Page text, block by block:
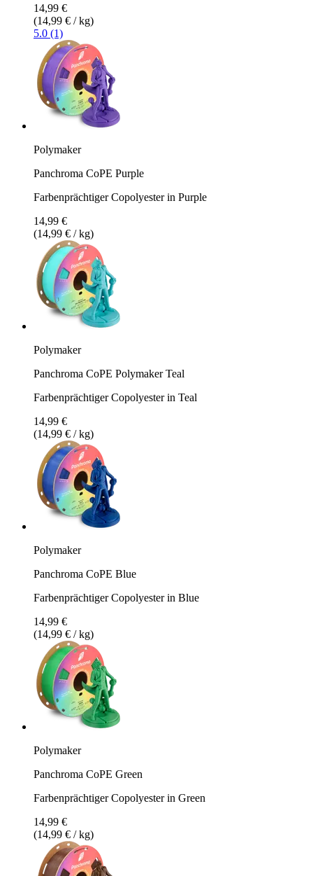
14,99 €
(14,99 € / kg)
5.0 (1)
Polymaker
Panchroma CoPE Purple
Farbenprächtiger Copolyester in Purple
14,99 €
(14,99 € / kg)
Polymaker
Panchroma CoPE Polymaker Teal
Farbenprächtiger Copolyester in Teal
14,99 €
(14,99 € / kg)
Polymaker
Panchroma CoPE Blue
Farbenprächtiger Copolyester in Blue
14,99 €
(14,99 € / kg)
Polymaker
Panchroma CoPE Green
Farbenprächtiger Copolyester in Green
14,99 €
(14,99 € / kg)